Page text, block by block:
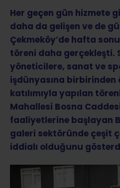
Her geçen gün hizmete
daha da gelişen ve de
Çekmeköy’de hafta
töreni daha gerçekleşti.
yöneticilere, sanat ve
işdünyasına birbirinden
katılımıyla yapılan
Mahallesi Bosna
faaliyetlerine başlayan
galeri sektöründe çeşit
iddialı olduğunu